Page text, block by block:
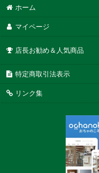
ホーム
マイページ
店長お勧め＆人気商品
特定商取引法表示
リンク集